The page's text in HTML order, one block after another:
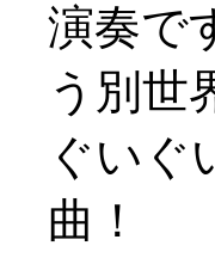
演奏で
う別世
ぐいぐ
曲！